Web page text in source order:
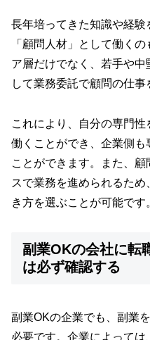
長年培ってきた知識や経
「顧問人材」として働く
ア層だけでなく、若手や
して業務委託で顧問の仕事
これにより、自分の専門
働くことができ、企業側
ことができます。また、
スで業務を進められるた
き方を選ぶことが可能です
副業OKの会社に転
は必ず確認する
副業OKの企業でも、副業
必要です。企業によって